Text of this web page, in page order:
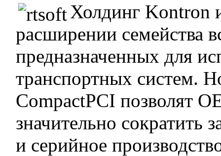
Холдинг
расширении семейства
предназначенных для
транспортных систем.
CompactPCI позволят
значительно сократить
и серийное